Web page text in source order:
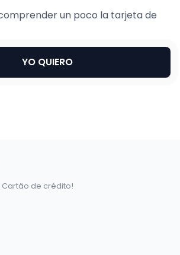
un poco la tarjeta de
YO QUIERO
de crédito!